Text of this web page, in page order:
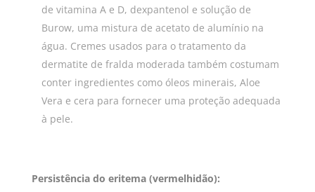
de vitamina A e D, dexpantenol e solução de
Burow, uma mistura de acetato de alumínio na
água. Cremes usados para o tratamento da
dermatite de fralda moderada também costumam
conter ingredientes como óleos minerais, Aloe
Vera e cera para fornecer uma proteção adequada
à pele.
Persistência do eritema (vermelhidão):